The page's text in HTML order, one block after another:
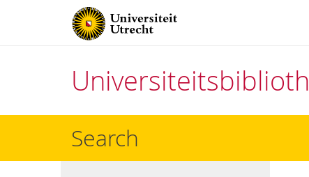
Search